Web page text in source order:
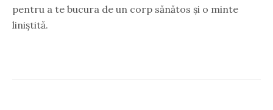
pentru a te bucura de un corp sănătos și o minte
liniștită.